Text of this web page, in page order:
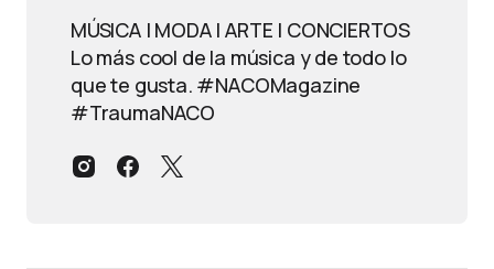
MÚSICA | MODA | ARTE | CONCIERTOS
Lo más cool de la música y de todo lo
que te gusta. #NACOMagazine
#TraumaNACO